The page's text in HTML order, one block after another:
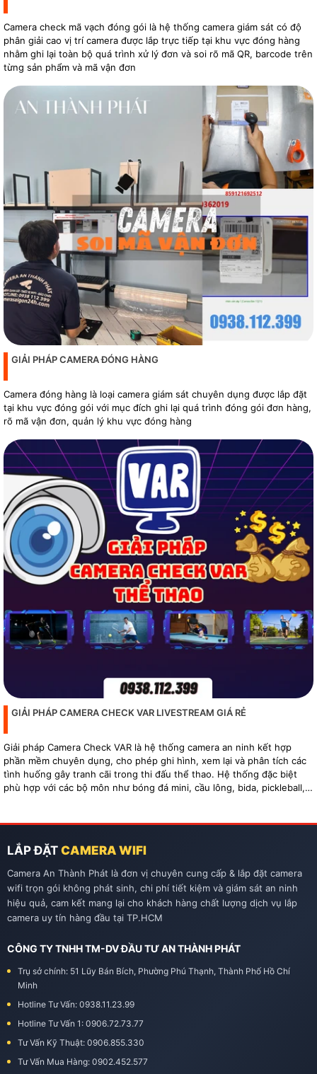
Camera check mã vạch đóng gói là hệ thống camera giám sát có độ
phân giải cao vị trí camera được lắp trực tiếp tại khu vực đóng hàng
nhằm ghi lại toàn bộ quá trình xử lý đơn và soi rõ mã QR, barcode trên
từng sản phẩm và mã vận đơn
GIẢI PHÁP CAMERA ĐÓNG HÀNG
Camera đóng hàng là loại camera giám sát chuyên dụng được lắp đặt
tại khu vực đóng gói với mục đích ghi lại quá trình đóng gói đơn hàng,
rõ mã vận đơn, quản lý khu vực đóng hàng
GIẢI PHÁP CAMERA CHECK VAR LIVESTREAM GIÁ RẺ
Giải pháp Camera Check VAR là hệ thống camera an ninh kết hợp
phần mềm chuyên dụng, cho phép ghi hình, xem lại và phân tích các
tình huống gây tranh cãi trong thi đấu thể thao. Hệ thống đặc biệt
phù hợp với các bộ môn như bóng đá mini, cầu lông, bida, pickleball,
LẮP ĐẶT CAMERA WIFI
Camera An Thành Phát là đơn vị chuyên cung cấp & lắp đặt camera
wifi trọn gói không phát sinh, chi phí tiết kiệm và giám sát an ninh
hiệu quả, cam kết mang lại cho khách hàng chất lượng dịch vụ lắp
camera uy tín hàng đầu tại TP.HCM
CÔNG TY TNHH TM-DV ĐẦU TƯ AN THÀNH PHÁT
Trụ sở chính: 51 Lũy Bán Bích, Phường Phú Thạnh, Thành Phố Hồ Chí
Minh
Hotline Tư Vấn: 0938.11.23.99
Hotline Tư Vấn 1: 0906.72.73.77
Tư Vấn Kỹ Thuật: 0906.855.330
Tư Vấn Mua Hàng: 0902.452.577